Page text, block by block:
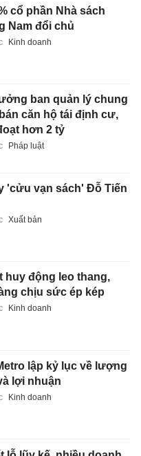
cổ phần Nhà sách
Nam đổi chủ
Kinh doanh
ban quản lý chung
căn hộ tái định cư,
hơn 2 tỷ
Pháp luật
'cửu vạn sách' Đỗ Tiến
Xuất bản
huy động leo thang,
chịu sức ép kép
Kinh doanh
lập kỷ lục về lượng
lợi nhuận
Kinh doanh